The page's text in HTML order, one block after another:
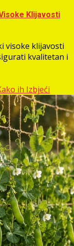
Klijavosti
visoke klijavosti
kvalitetan i
ih Izbjeći